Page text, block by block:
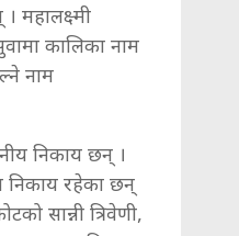
महालक्ष्मी
कालिका नाम
नाम
निकाय छन् ।
निकाय रहेका छन्
सान्नी त्रिवेणी,